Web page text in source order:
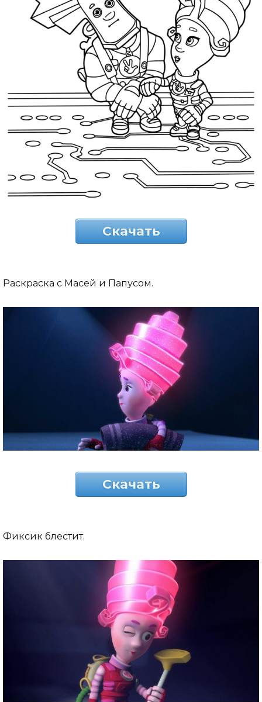
Скачать
Раскраска с Масей и Папусом.
Скачать
Фиксик блестит.